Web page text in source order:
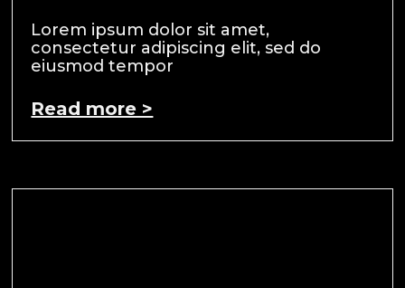
Lorem ipsum dolor sit amet,
consectetur adipiscing elit, sed do
eiusmod tempor
Read more >